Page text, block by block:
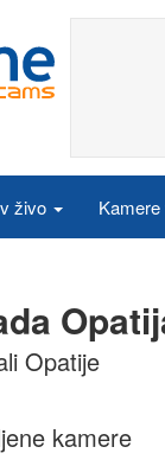
živo
Opatije
kamere